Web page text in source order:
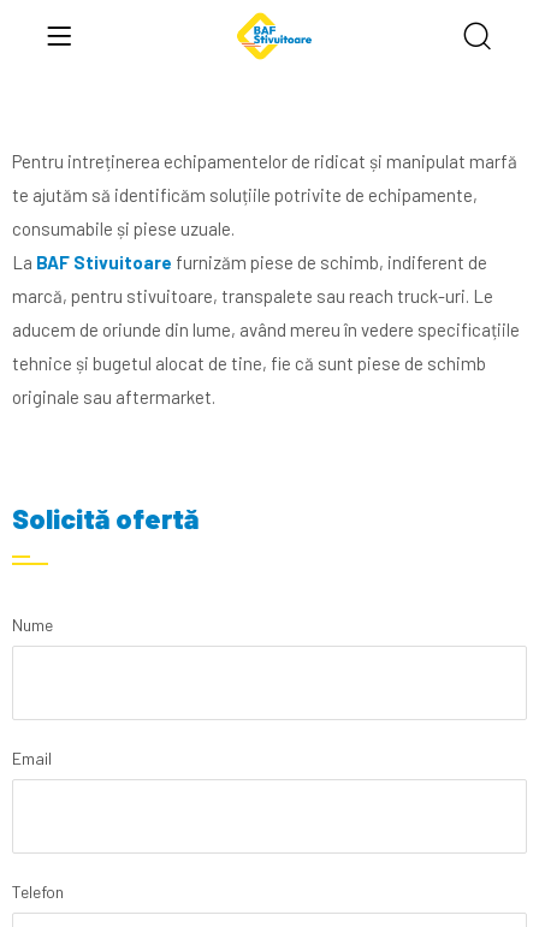
Pentru intreținerea echipamentelor de ridicat și manipulat marfă
te ajutăm să identificăm soluțiile potrivite de echipamente,
consumabile și piese uzuale.
La BAF Stivuitoare furnizăm piese de schimb, indiferent de
marcă, pentru stivuitoare, transpalete sau reach truck-uri. Le
aducem de oriunde din lume, având mereu în vedere specificațiile
tehnice și bugetul alocat de tine, fie că sunt piese de schimb
originale sau aftermarket.
Solicită ofertă
Nume
Email
Telefon